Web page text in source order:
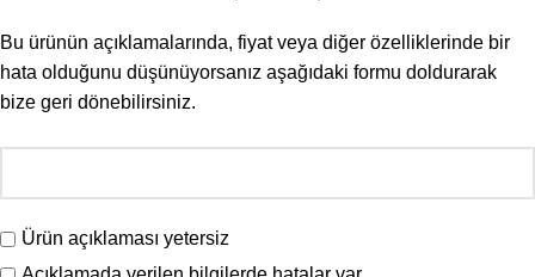
Bu ürünün açıklamalarında, fiyat veya diğer özelliklerinde bir
hata olduğunu düşünüyorsanız aşağıdaki formu doldurarak
bize geri dönebilirsiniz.
Ürün açıklaması yetersiz